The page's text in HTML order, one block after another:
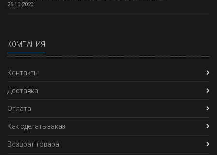
26.10.2020
КОМПАНИЯ
Контакты
Доставка
Оплата
Как сделать заказ
Возврат товара